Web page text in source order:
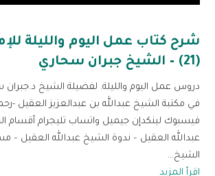
شرح كتاب عمل اليوم والليلة
(21) – الشيخ جبران سحاري
دروس عمل اليوم والليلة. لفضيلة الشيخ د.جبران
فيسبوك لينكدإن جيميل واتساب تليجرام أقسام
عبدالله العقيل – ندوة الشيخ عبدالله العقيل –
الشيخ...
اقرأ المزيد